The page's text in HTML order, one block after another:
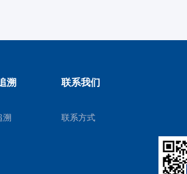
溯
溯
联系我们
联系方式